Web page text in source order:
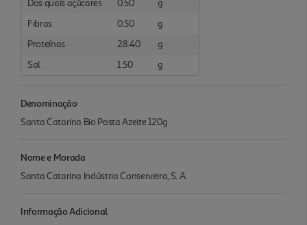
Dos quais açúcares 0.50
g
Fibras
0.50
g
Proteínas
28.40
g
Sal
1.50 g
Denominação
Santa Catarina Bio Posta Azeite 120g
Nome e Morada
Santa Catarina Indústria Conserveira, S. A.
Informação Adicional